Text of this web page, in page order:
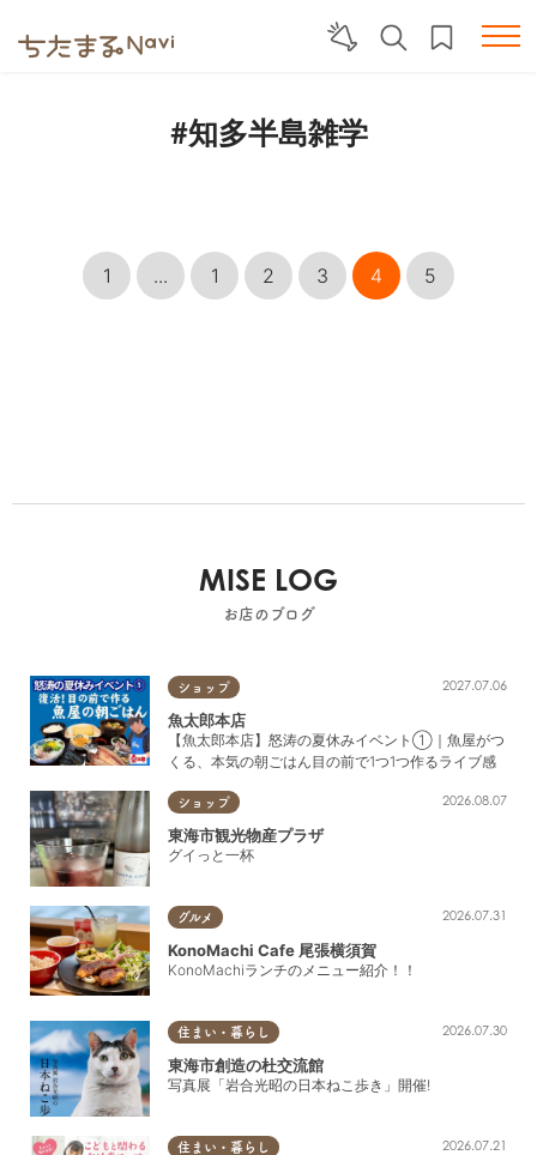
#知多半島雑学
1 ... 1 2 3 4 5
MISE LOG
お店のブログ
ショップ 2027.07.06
魚太郎本店
【魚太郎本店】怒涛の夏休みイベント①｜魚屋がつ
くる、本気の朝ごはん目の前で1つ1つ作るライブ感
ショップ 2026.08.07
東海市観光物産プラザ
グイっと一杯
グルメ 2026.07.31
KonoMachi Cafe 尾張横須賀
KonoMachiランチのメニュー紹介！！
住まい・暮らし 2026.07.30
東海市創造の杜交流館
写真展「岩合光昭の日本ねこ歩き」開催!
住まい・暮らし 2026.07.21